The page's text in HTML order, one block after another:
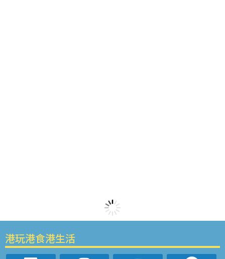
港玩港食港生活